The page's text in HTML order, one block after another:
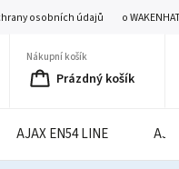
osobních údajů o
Nákupní košík
Prázdný košík
AJAX EN54 LINE